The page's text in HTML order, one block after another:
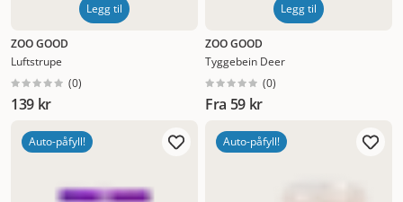
Legg til
ZOO GOOD
Luftstrupe
(0)
139 kr
Legg til
ZOO GOOD
Tyggebein Deer
(0)
Fra 59 kr
Auto-påfyll! Auto-påfyll!